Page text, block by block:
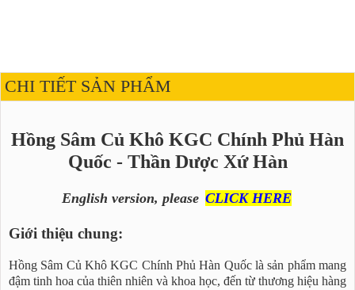
CHI TIẾT SẢN PHẨM
Hồng Sâm Củ Khô KGC Chính Phủ Hàn
Quốc - Thần Dược Xứ Hàn
English version, please CLICK HERE
Giới thiệu chung:
Hồng Sâm Củ Khô KGC Chính Phủ Hàn Quốc là sản phẩm mang
đậm tinh hoa của thiên nhiên và khoa học, đến từ thương hiệu hàng